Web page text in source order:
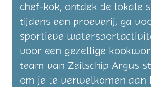
chef-kok, ontdek de lokale
tijdens een proeverij, ga
sportieve
voor een gezellige
team van Zeilschip Argus
om je te verwelkomen aan